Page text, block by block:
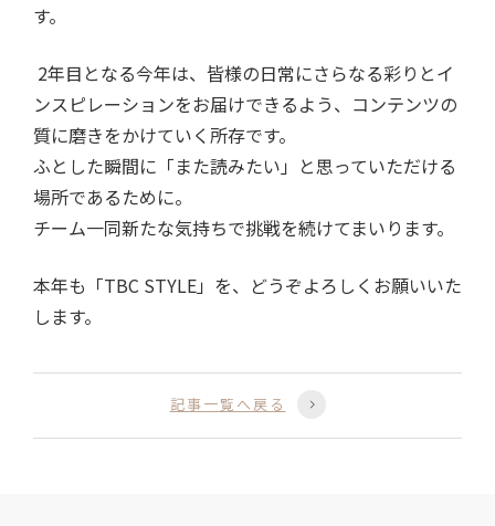
す。
2年目となる今年は、皆様の日常にさらなる彩りとイ
ンスピレーションをお届けできるよう、コンテンツの
質に磨きをかけていく所存です。
ふとした瞬間に「また読みたい」と思っていただける
場所であるために。
チーム一同新たな気持ちで挑戦を続けてまいります。
本年も「TBC STYLE」を、どうぞよろしくお願いいた
します。
記事一覧へ戻る